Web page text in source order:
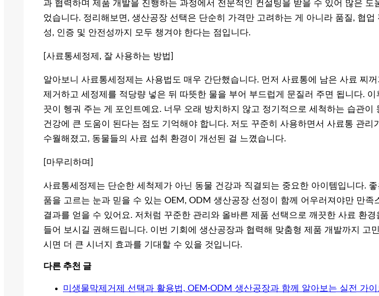
과 협력하며 제품 개발을 진행하는 과정에서 전문적인 컨설팅을 받을 수 있어 많은 도
었습니다. 정리해보면, 생산공장 선택은 단순히 가격만 고려하는 게 아니라 품질, 협업
성, 인증 및 안전성까지 모두 챙겨야 한다는 점입니다.
[사료통세정제, 잘 사용하는 방법]
알아보니 사료통세정제는 사용법도 매우 간단했습니다. 먼저 사료통에 남은 사료 찌꺼
제거하고 세정제를 적당량 넣은 뒤 따뜻한 물을 부어 부드럽게 문질러 주면 됩니다. 이
끗이 헹궈 주는 게 포인트예요. 너무 오래 방치하지 않고 정기적으로 세척하는 습관이
건강에 큰 도움이 된다는 점도 기억해야 합니다. 저도 꾸준히 사용하면서 사료통 관리
수월해졌고, 동물들의 사료 섭취 환경이 개선된 걸 느꼈습니다.
[마무리하며]
사료통세정제는 단순한 세척제가 아닌 동물 건강과 직결되는 중요한 아이템입니다. 좋
품을 고르는 눈과 믿을 수 있는 OEM, ODM 생산공장 선정이 함께 어우러져야만 만족
결과를 얻을 수 있어요. 저처럼 꾸준한 관리와 올바른 제품 선택으로 깨끗한 사료 환경
들어 보시길 권해드립니다. 이번 기회에 생산공장과 협력해 맞춤형 제품 개발까지 고
시면 더 큰 시너지 효과를 기대할 수 있을 것입니다.
다른 추천 글
미생물막제거제 선택과 활용법, OEM·ODM 생산공장과 함께 알아보는 실전 가이